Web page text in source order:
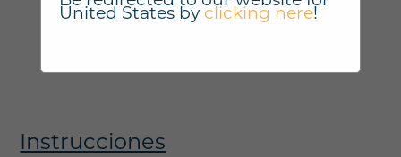
United Statesby clicking here!
rotación de
Instrucciones